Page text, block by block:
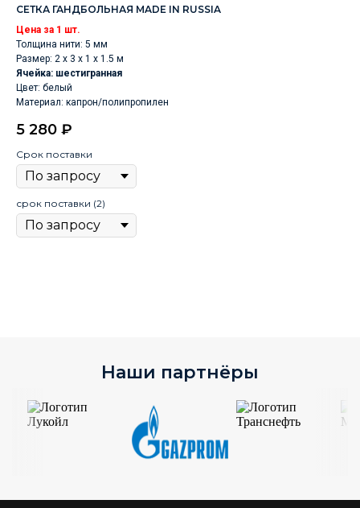
СЕТКА ГАНДБОЛЬНАЯ MADE IN RUSSIA
Цена за 1 шт.
Толщина нити: 5 мм
Размер: 2 х 3 х 1 х 1.5 м
Ячейка: шестигранная
Цвет: белый
Материал: капрон/полипропилен
5 280 ₽
Срок поставки
срок поставки (2)
Наши партнёры